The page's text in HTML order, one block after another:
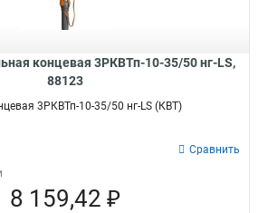
концевая 3РКВТп-10-35/50 нг-LS,
88123
3РКВТп-10-35/50 нг-LS (КВТ)
Сравнить
8 159,42 ₽